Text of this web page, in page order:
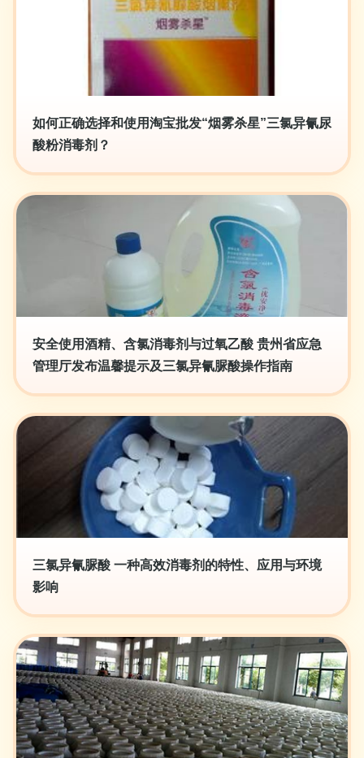
如何正确选择和使用淘宝批发“烟雾杀星”三氯异氰尿
酸粉消毒剂？
安全使用酒精、含氯消毒剂与过氧乙酸 贵州省应急
管理厅发布温馨提示及三氯异氰脲酸操作指南
三氯异氰脲酸 一种高效消毒剂的特性、应用与环境
影响